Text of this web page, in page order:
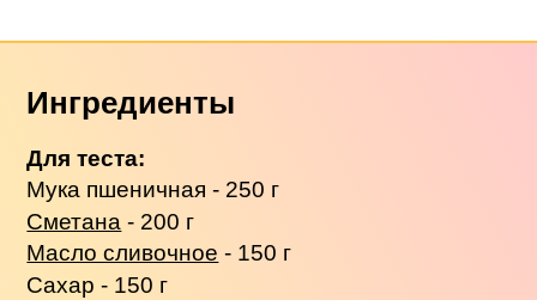
Ингредиенты
Для теста:
Мука пшеничная - 250 г
Сметана - 200 г
Масло сливочное - 150 г
Сахар - 150 г